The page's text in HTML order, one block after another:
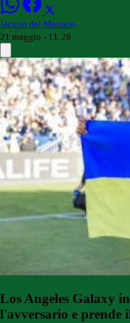
Jacopo del Monaco
21 maggio - 11:28
Los Angeles Galaxy
l'avversario e prende